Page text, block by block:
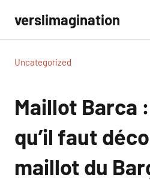
contenu
verslimagination
Uncategorized
Maillot Barca
qu’il faut
maillot du